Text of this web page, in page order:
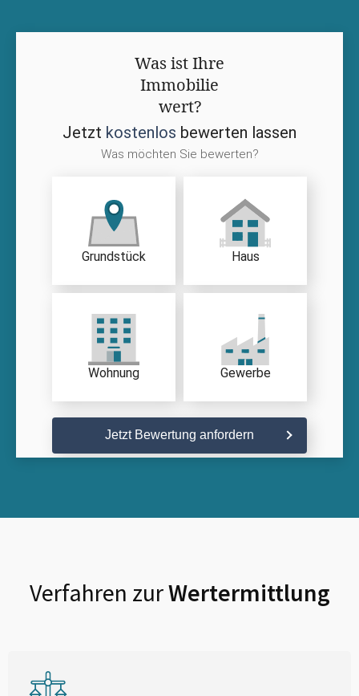
Was ist Ihre
Immobilie
wert?
Jetzt kostenlos bewerten lassen
Was möchten Sie bewerten?
Grundstück Haus
Wohnung Gewerbe
Jetzt Bewertung anfordern
Verfahren zurWertermittlung